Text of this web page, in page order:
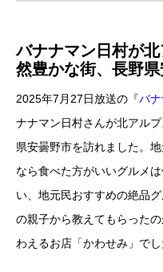
バナナマン日村が
然豊かな街、長野
2025年7月27日放送の『バ
ナナマン日村さんが北アル
県安曇野市を訪れました。
なら食べた方がいいグルメ
い、地元民おすすめの絶品
の親子から教えてもらった
わえるお店「かわせみ」でし